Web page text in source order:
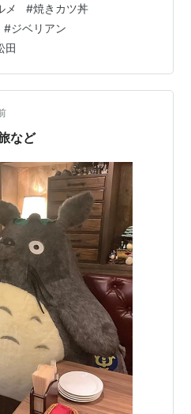
メニューは「焼きカツ丼」
頭にアピールされていたの
ることにしました。 この日
される冷たい緑茶がとても
🍵 ・・・・・・・🍵
🍵 きました！…
メ #焼きカツ丼
#ジベリアン
田
など